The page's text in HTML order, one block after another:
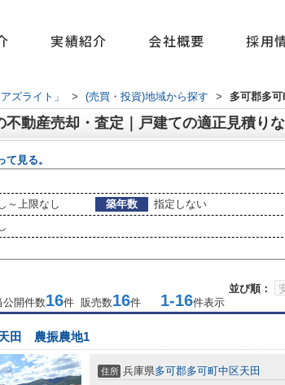
実績紹介 会社概要 採用
ズライト」 > (売買・投資)地域から探す > 多可郡多
動産売却・査定｜戸建ての適正見積りな
見る。
～上限なし 築年数
指定しない
並び順：
公開件数16件 販売数16件 1-16件表示
田 農振農地1
住所 兵庫県多可郡多可町中区天田